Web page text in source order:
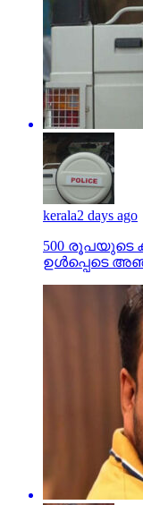
kerala2 days ago
500 രൂപയുടെ
ഉള്‍പ്പെടെ